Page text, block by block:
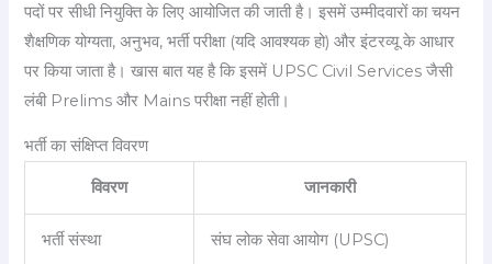
पदों पर सीधी नियुक्ति के लिए आयोजित की जाती है। इसमें उम्मीदवारों का चयन
शैक्षणिक योग्यता, अनुभव, भर्ती परीक्षा (यदि आवश्यक हो) और इंटरव्यू के आधार
पर किया जाता है। खास बात यह है कि इसमें UPSC Civil Services जैसी
लंबी Prelims और Mains परीक्षा नहीं होती।
भर्ती का संक्षिप्त विवरण
विवरण जानकारी
भर्ती संस्था संघ लोक सेवा आयोग (UPSC)